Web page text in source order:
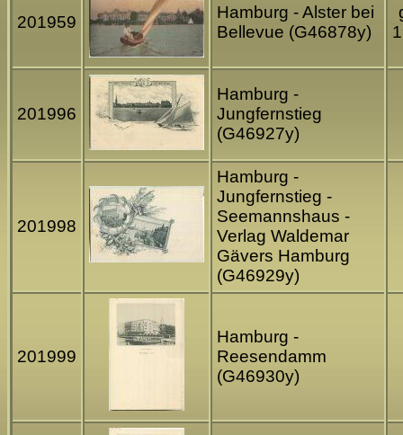
201959
Hamburg - Alster bei
Bellevue (G46878y)
201996
Hamburg -
Jungfernstieg
(G46927y)
201998
Hamburg -
Jungfernstieg -
Seemannshaus -
Verlag Waldemar
Gävers Hamburg
(G46929y)
201999
Hamburg -
Reesendamm
(G46930y)